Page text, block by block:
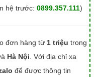
hệ trước: 0899.357.111)
đơn hàng từ 1 triệu trong
Hà Nội. Với địa chỉ xa
để được thông tin